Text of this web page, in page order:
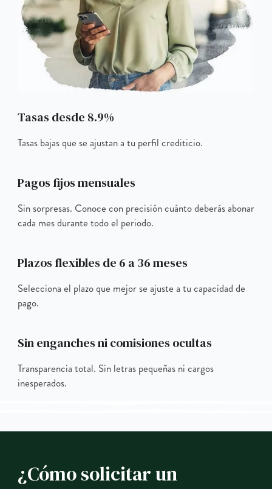
Tasas desde 8.9%
Tasas bajas que se ajustan a tu perfil crediticio.
Pagos fijos mensuales
Sin sorpresas. Conoce con precisión cuánto deberás abonar
cada mes durante todo el periodo.
Plazos flexibles de 6 a 36 meses
Selecciona el plazo que mejor se ajuste a tu capacidad de
pago.
Sin enganches ni comisiones ocultas
Transparencia total. Sin letras pequeñas ni cargos
inesperados.
¿Cómo solicitar un